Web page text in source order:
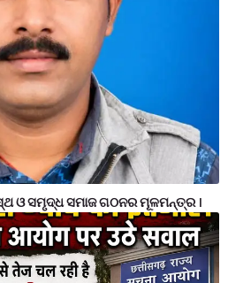
ଓ ସମୃଦ୍ଧ ସମାଜ ଗଠନର ମୂଳମନ୍ତ୍ର ।